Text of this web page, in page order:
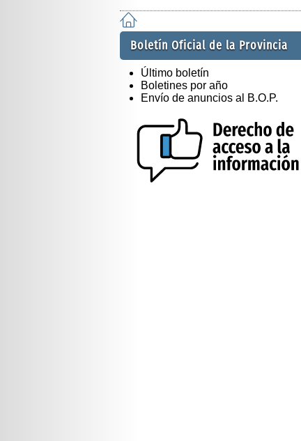
Boletín Oficial de la Provincia
Último boletín
Boletines por año
Envío de anuncios al B.O.P.